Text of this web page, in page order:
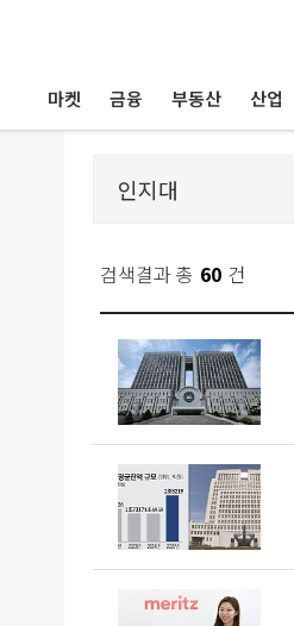
마켓 금융 부동산 산업
검색결과 총 60 건